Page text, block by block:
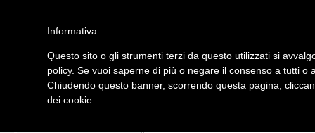
Home Listino Marchi Dati Cliente Servizi Company
Hardware Software Fotografia Telefonia Audio Video
Informativa
Questo sito o gli strumenti terzi da questo utilizzati si
policy. Se vuoi saperne di più o negare il consenso a tutti o
Chiudendo questo banner, scorrendo questa pagina,
dei cookie.